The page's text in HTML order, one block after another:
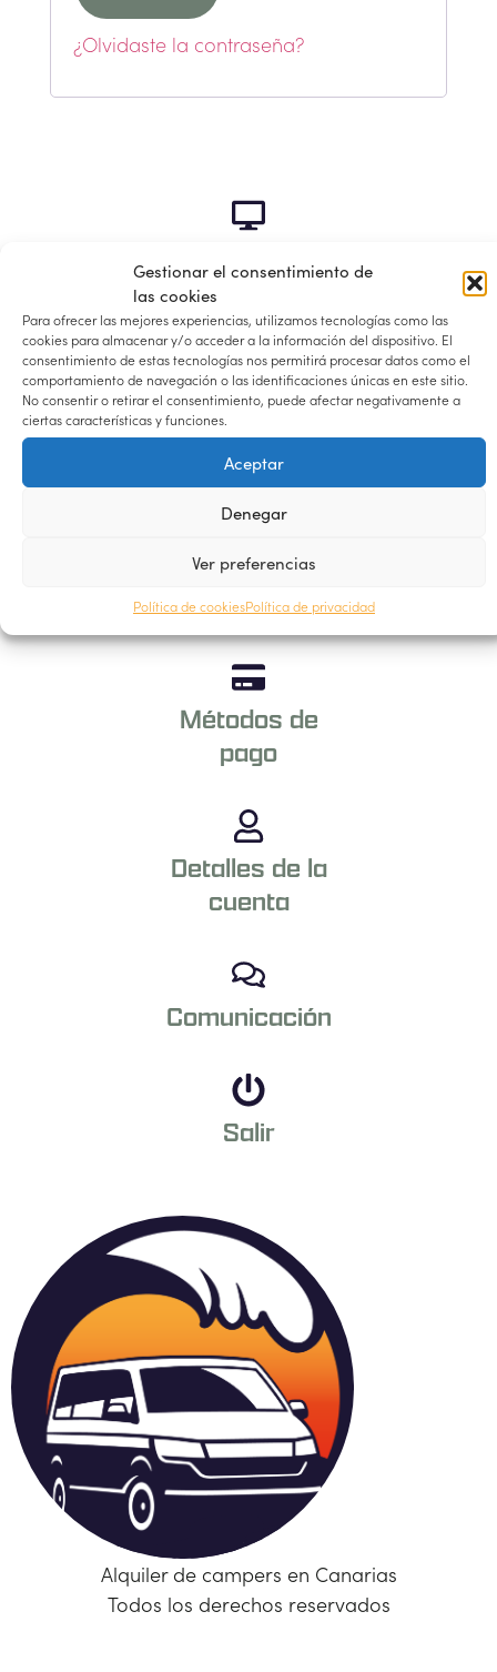
Gestionar el consentimiento de
las cookies
Para ofrecer las mejores experiencias, utilizamos tecnologías como las
cookies para almacenar y/o acceder a la información del dispositivo. El
consentimiento de estas tecnologías nos permitirá procesar datos como el
comportamiento de navegación o las identificaciones únicas en este sitio.
No consentir o retirar el consentimiento, puede afectar negativamente a
ciertas características y funciones.
Aceptar
Denegar
Ver preferencias
Política de cookiesPolítica de privacidad
¿Olvidaste la contraseña?
Escritorio
Pedidos
Descargas
Dirección
Métodos de
pago
Detalles de la
cuenta
Comunicación
Salir
Alquiler de campers en Canarias
Todos los derechos reservados